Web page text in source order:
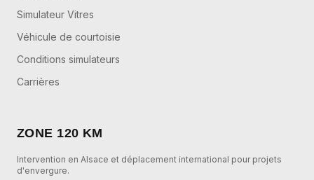
Simulateur Vitres
Véhicule de courtoisie
Conditions simulateurs
Carrières
ZONE 120 KM
Intervention en Alsace et déplacement international pour projets
d'envergure.